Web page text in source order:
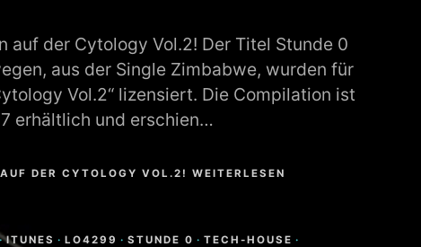
auf der Cytology Vol.2! Der Titel Stunde 0
aus der Single Zimbabwe, wurden für
Vol.2“ lizensiert. Die Compilation ist
erhältlich und erschien…
DER CYTOLOGY VOL.2! WEITERLESEN
ITUNES · LO4299 · STUNDE 0 · TECH-HOUSE ·